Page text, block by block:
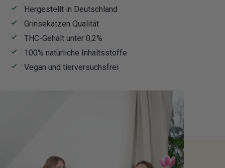
Hergestellt in Deutschland
Grinsekatzen Qualität
THC-Gehalt unter 0,2%
100% natürliche Inhaltsstoffe
Vegan und tierversuchsfrei